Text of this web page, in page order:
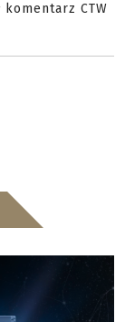
CTW